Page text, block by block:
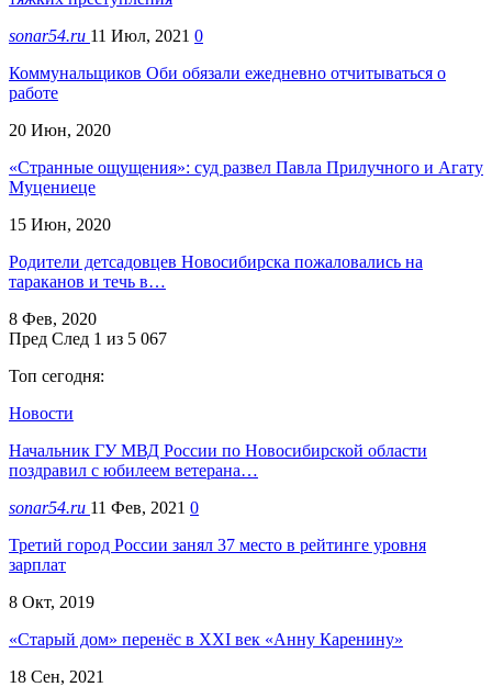
sonar54.ru 11 Июл, 2021 0
Коммунальщиков Оби обязали ежедневно отчитываться о
работе
20 Июн, 2020
«Странные ощущения»: суд развел Павла Прилучного и Агату
Муцениеце
15 Июн, 2020
Родители детсадовцев Новосибирска пожаловались на
тараканов и течь в…
8 Фев, 2020
Пред След 1 из 5 067
Топ сегодня:
Новости
Начальник ГУ МВД России по Новосибирской области
поздравил с юбилеем ветерана…
sonar54.ru 11 Фев, 2021 0
Третий город России занял 37 место в рейтинге уровня
зарплат
8 Окт, 2019
«Старый дом» перенёс в XXI век «Анну Каренину»
18 Сен, 2021